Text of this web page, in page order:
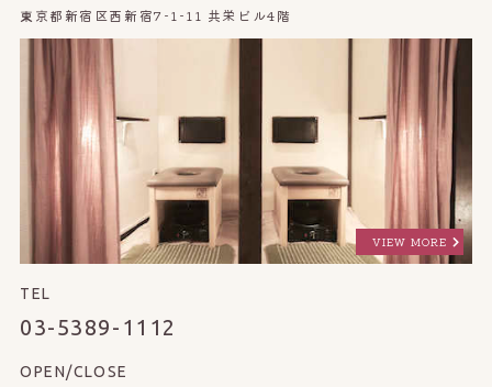
東京都新宿区西新宿7-1-11 共栄ビル4階
VIEW MORE
TEL
03-5389-1112
OPEN/CLOSE